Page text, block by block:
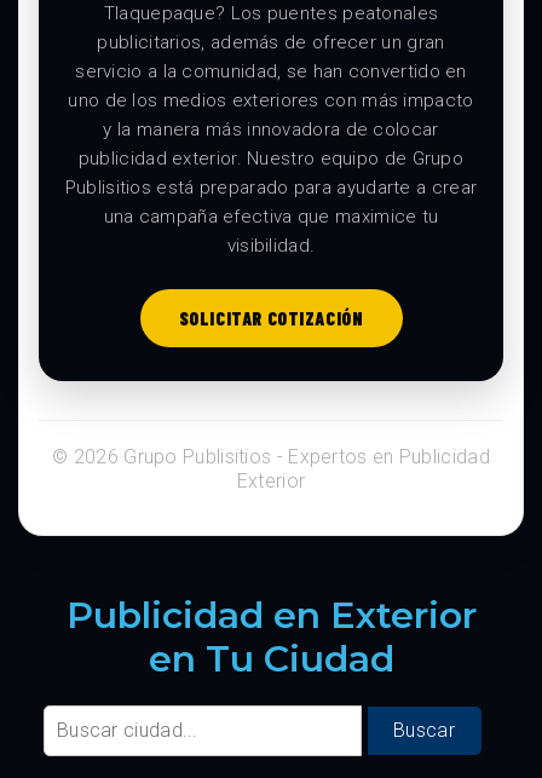
Tlaquepaque? Los puentes peatonales
publicitarios, además de ofrecer un gran
servicio a la comunidad, se han convertido en
uno de los medios exteriores con más impacto
y la manera más innovadora de colocar
publicidad exterior. Nuestro equipo de Grupo
Publisitios está preparado para ayudarte a crear
una campaña efectiva que maximice tu
visibilidad.
SOLICITAR COTIZACIÓN
© 2026 Grupo Publisitios - Expertos en Publicidad
Exterior
Publicidad en Exterior
en Tu Ciudad
Buscar